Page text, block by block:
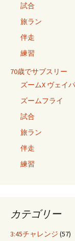
試合
旅ラン
伴走
練習
70歳でサブスリー
ズームX ヴェイ
ズームフライ
試合
旅ラン
伴走
練習
カテゴリー
3:45チャレンジ (57)